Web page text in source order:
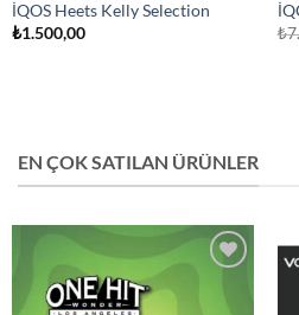
İQOS Heets Kelly Selection
₺1.500,00
₺
EN ÇOK SATILAN ÜRÜNLER
wishlist